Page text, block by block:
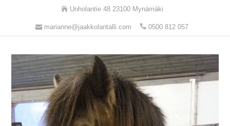
Unholantie 48 23100 Mynämäki
marianne@jaakkolantalli.com 0500 812 057